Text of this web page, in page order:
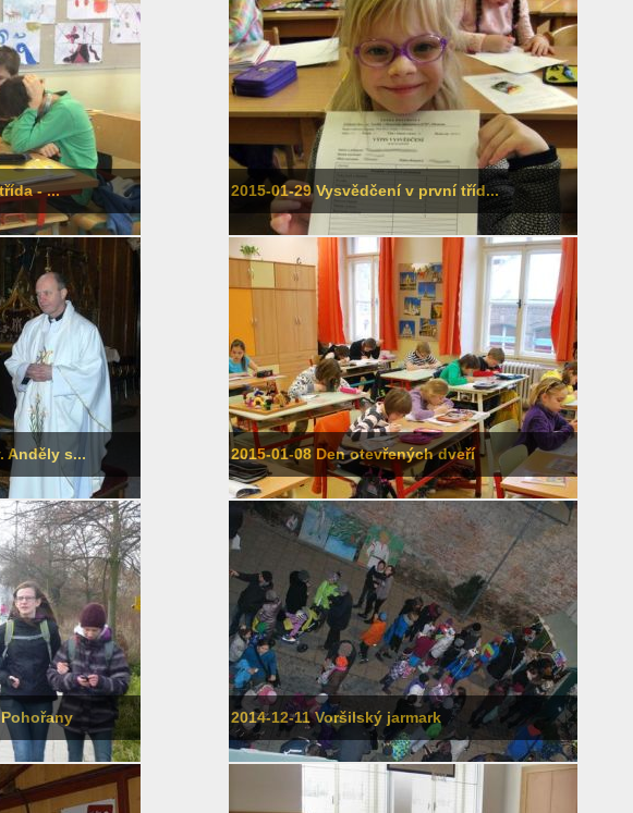
- ... 2015-01-29 Vysvědčení v první tříd...
Anděly s... 2015-01-08 Den otevřených dveří
2014-12-11 Voršilský jarmark